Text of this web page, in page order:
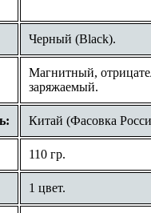
Черный (Black).
Магнитный,
заряжаемый.
Китай (Фасовка
110 гр.
1 цвет.